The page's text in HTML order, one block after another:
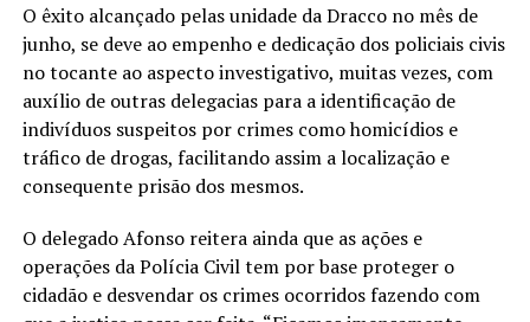
O êxito alcançado pelas unidade da Dracco no mês de
junho, se deve ao empenho e dedicação dos policiais civis
no tocante ao aspecto investigativo, muitas vezes, com
auxílio de outras delegacias para a identificação de
indivíduos suspeitos por crimes como homicídios e
tráfico de drogas, facilitando assim a localização e
consequente prisão dos mesmos.
O delegado Afonso reitera ainda que as ações e
operações da Polícia Civil tem por base proteger o
cidadão e desvendar os crimes ocorridos fazendo com